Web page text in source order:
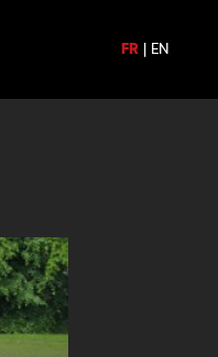
FR EN